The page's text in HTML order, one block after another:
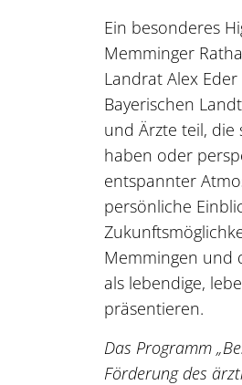
Ein besonderes
Memminger
Landrat Alex
Bayerischen
und Ärzte teil, die
haben oder
entspannter
persönliche
Memmingen und
als lebendige,
präsentieren.
Das Programm
Förderung des